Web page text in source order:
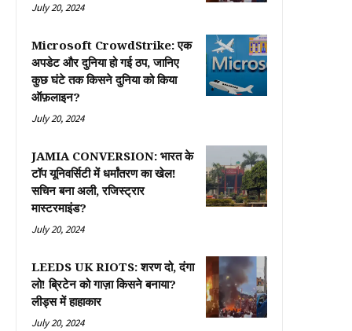
July 20, 2024
Microsoft CrowdStrike: एक
अपडेट और दुनिया हो गई ठप, जानिए
कुछ घंटे तक किसने दुनिया को किया
ऑफ़लाइन?
July 20, 2024
JAMIA CONVERSION: भारत के
टॉप यूनिवर्सिटी में धर्मांतरण का खेल!
सचिन बना अली, रजिस्ट्रार
मास्टरमाइंड?
July 20, 2024
LEEDS UK RIOTS: शरण दो, दंगा
लो! ब्रिटेन को गाज़ा किसने बनाया?
लीड्स में हाहाकार
July 20, 2024